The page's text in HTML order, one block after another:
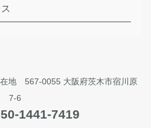
地 567-0055 大阪府茨木市宿川原
7-6
1441-7419